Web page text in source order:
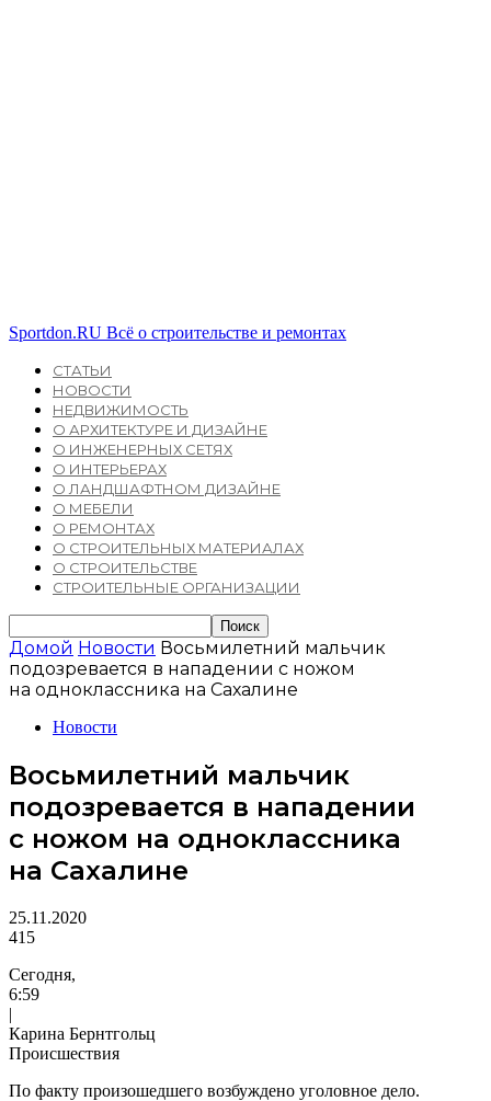
Sportdon.RU Всё о строительстве и ремонтах
СТАТЬИ
НОВОСТИ
НЕДВИЖИМОСТЬ
О АРХИТЕКТУРЕ И ДИЗАЙНЕ
О ИНЖЕНЕРНЫХ СЕТЯХ
О ИНТЕРЬЕРАХ
О ЛАНДШАФТНОМ ДИЗАЙНЕ
О МЕБЕЛИ
О РЕМОНТАХ
О СТРОИТЕЛЬНЫХ МАТЕРИАЛАХ
О СТРОИТЕЛЬСТВЕ
СТРОИТЕЛЬНЫЕ ОРГАНИЗАЦИИ
Домой Новости Восьмилетний мальчик
подозревается в нападении с ножом
на одноклассника на Сахалине
Новости
Восьмилетний мальчик
подозревается в нападении
с ножом на одноклассника
на Сахалине
25.11.2020
415
Сегодня,
6:59
|
Карина Бернтгольц
Происшествия
По факту произошедшего возбуждено уголовное дело.